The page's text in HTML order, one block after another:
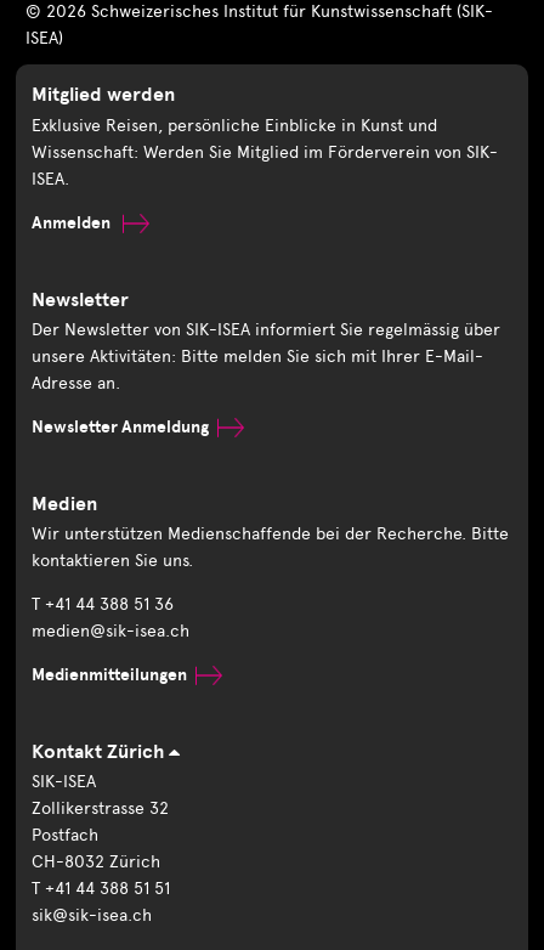
© 2026 Schweizerisches Institut für Kunstwissenschaft (SIK-
ISEA)
Mitglied werden
Exklusive Reisen, persönliche Einblicke in Kunst und
Wissenschaft: Werden Sie Mitglied im Förderverein von SIK-
ISEA.
Anmelden
Newsletter
Der Newsletter von SIK-ISEA informiert Sie regelmässig über
unsere Aktivitäten: Bitte melden Sie sich mit Ihrer E-Mail-
Adresse an.
Newsletter Anmeldung
Medien
Wir unterstützen Medienschaffende bei der Recherche. Bitte
kontaktieren Sie uns.
T +41 44 388 51 36
medien@sik-isea.ch
Medienmitteilungen
Kontakt Zürich
SIK-ISEA
Zollikerstrasse 32
Postfach
CH-8032 Zürich
T +41 44 388 51 51
sik@sik-isea.ch